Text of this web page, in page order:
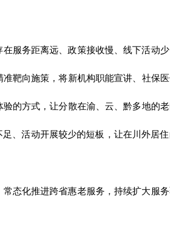
服务距离远、政策接收慢、线下活动
靶向施策，将新机构职能宣讲、社保
的方式，让分散在渝、云、黔多地的
、活动开展较少的短板，让在川外居
态化推进跨省惠老服务，持续扩大服